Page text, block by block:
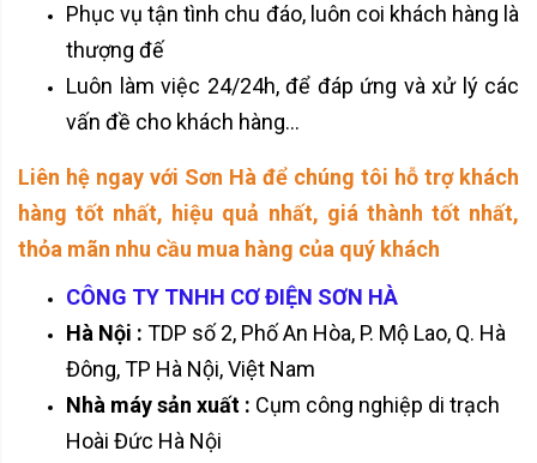
Phục vụ tận tình chu đáo, luôn coi khách hàng là
thượng đế
Luôn làm việc 24/24h, để đáp ứng và xử lý các
vấn đề cho khách hàng...
Liên hệ ngay với Sơn Hà để chúng tôi hỗ trợ khách
hàng tốt nhất, hiệu quả nhất, giá thành tốt nhất,
thỏa mãn nhu cầu mua hàng của quý khách
CÔNG TY TNHH CƠ ĐIỆN SƠN HÀ
Hà Nội : TDP số 2, Phố An Hòa, P. Mộ Lao, Q. Hà
Đông, TP Hà Nội, Việt Nam
Nhà máy sản xuất : Cụm công nghiệp di trạch
Hoài Đức Hà Nội